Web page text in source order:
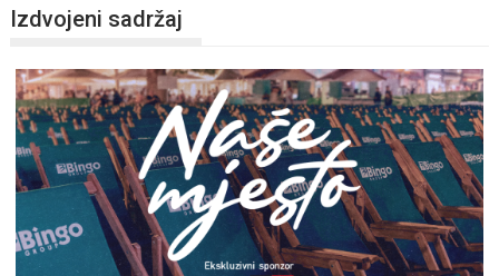
Izdvojeni sadržaj